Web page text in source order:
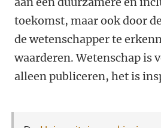
toekomst, maar ook door
de wetenschapper te
waarderen. Wetenschap is
alleen publiceren, het is